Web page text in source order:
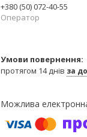
+380 (50) 072-40-55
Оператор
протягом 14 днів за